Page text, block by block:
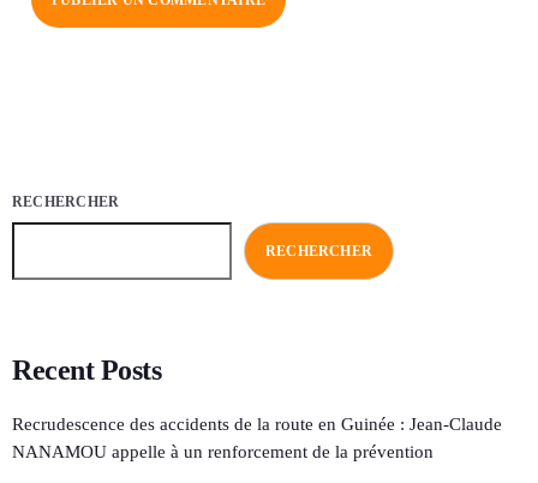
RECHERCHER
RECHERCHER
Recent Posts
Recrudescence des accidents de la route en Guinée : Jean-Claude
NANAMOU appelle à un renforcement de la prévention